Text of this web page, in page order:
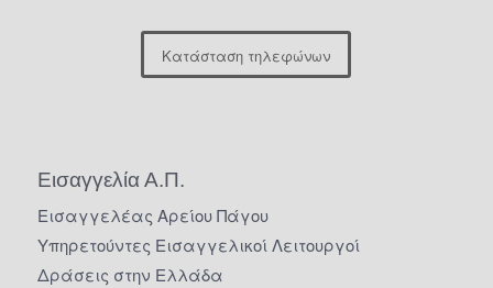
Κατάσταση τηλεφώνων
Εισαγγελία Α.Π.
Εισαγγελέας Αρείου Πάγου
Υπηρετούντες Εισαγγελικοί Λειτουργοί
Δράσεις στην Ελλάδα